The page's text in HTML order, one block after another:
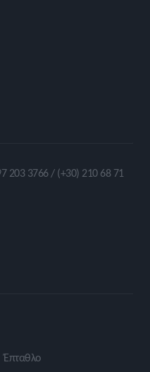
203 3766 / (+30) 210 68 71
Έπταθλο